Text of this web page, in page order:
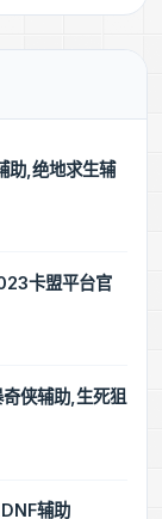
助,绝地求生辅
卡盟平台官
侠辅助,生死狙
辅助